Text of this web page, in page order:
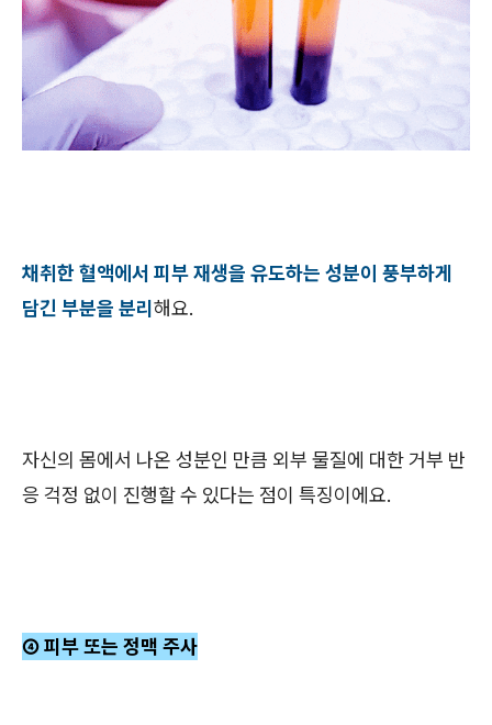
채취한 혈액에서 피부 재생을 유도하는 성분이 풍부하게
담긴 부분을 분리해요.
자신의 몸에서 나온 성분인 만큼 외부 물질에 대한 거부 반
응 걱정 없이 진행할 수 있다는 점이 특징이에요.
④ 피부 또는 정맥 주사